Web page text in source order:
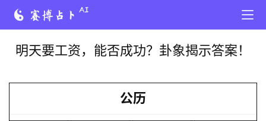
明天要工资，能否成功？卦象揭示答案！
公历